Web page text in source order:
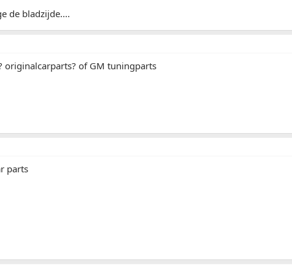
de bladzijde....
originalcarparts? of GM tuningparts
parts